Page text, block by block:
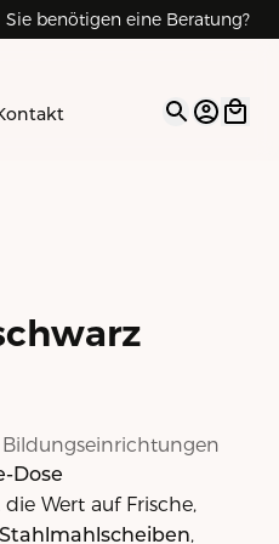
Sie benötigen eine Beratung?
Open
Dose
Wert auf Frische,
,